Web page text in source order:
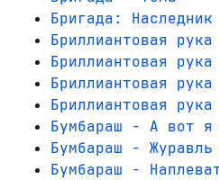
Бригада:
Бриллиантовая
Бриллиантовая
Бриллиантовая
Бриллиантовая
Бумбараш - А вот я
Бумбараш -
Бумбараш -